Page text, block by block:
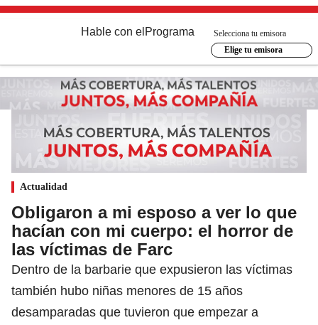
Hable con el Programa
Selecciona tu emisora
Elige tu emisora
Actualidad
Obligaron a mi esposo a ver lo que
hacían con mi cuerpo: el horror de
las víctimas de Farc
Dentro de la barbarie que expusieron las víctimas
también hubo niñas menores de 15 años
desamparadas que tuvieron que empezar a